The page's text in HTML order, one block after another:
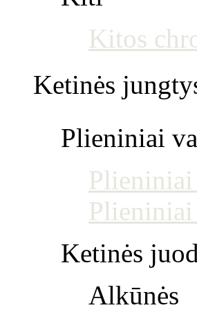
Kitos
Ketinės
Plieniniai
Ketinės
Alkūnės